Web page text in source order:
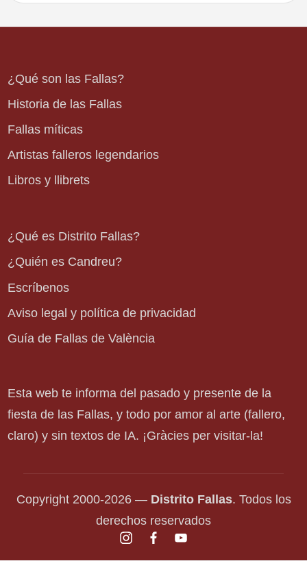
¿Qué son las Fallas?
Historia de las Fallas
Fallas míticas
Artistas falleros legendarios
Libros y llibrets
¿Qué es Distrito Fallas?
¿Quién es Candreu?
Escríbenos
Aviso legal y política de privacidad
Guía de Fallas de València
Esta web te informa del pasado y presente de la
fiesta de las Fallas, y todo por amor al arte (fallero,
claro) y sin textos de IA. ¡Gràcies per visitar-la!
Copyright 2000-2026 — Distrito Fallas. Todos los
derechos reservados
instagram.com
facebook.com
youtube.com